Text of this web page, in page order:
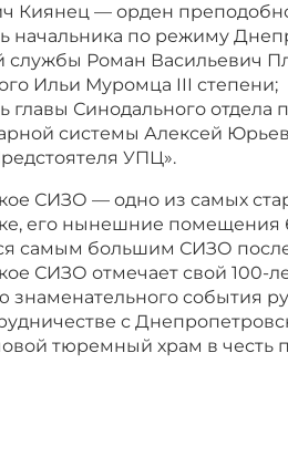
Киянец — орден
начальника по режиму
службы Роман Васильевич
Ильи Муромца III степени;
главы Синодального отдела
системы Алексей
УПЦ».
СИЗО — одно из самых
его нынешние помещения
самым большим СИЗО после
СИЗО отмечает свой 100-
знаменательного события
с
тюремный храм в честь